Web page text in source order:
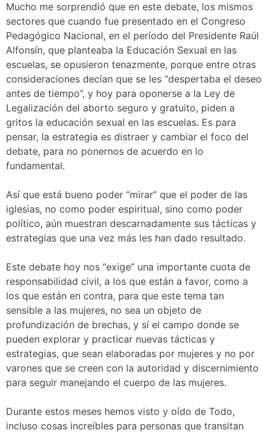
Mucho me sorprendió que en este debate, los mismos
sectores que cuando fue presentado en el Congreso
Pedagógico Nacional, en el período del Presidente Raúl
Alfonsín, que planteaba la Educación Sexual en las
escuelas, se opusieron tenazmente, porque entre otras
consideraciones decían que se les “despertaba el deseo
antes de tiempo”, y hoy para oponerse a la Ley de
Legalización del aborto seguro y gratuito, piden a
gritos la educación sexual en las escuelas. Es para
pensar, la estrategia es distraer y cambiar el foco del
debate, para no ponernos de acuerdo en lo
fundamental.
Así que está bueno poder “mirar” que el poder de las
iglesias, no como poder espiritual, sino como poder
político, aún muestran descarnadamente sus tácticas y
estrategias que una vez más les han dado resultado.
Este debate hoy nos “exige” una importante cuota de
responsabilidad civil, a los que están a favor, como a
los que están en contra, para que este tema tan
sensible a las mujeres, no sea un objeto de
profundización de brechas, y sí el campo donde se
pueden explorar y practicar nuevas tácticas y
estrategias, que sean elaboradas por mujeres y no por
varones que se creen con la autoridad y discernimiento
para seguir manejando el cuerpo de las mujeres.
Durante estos meses hemos visto y oído de Todo,
incluso cosas increíbles para personas que transitan